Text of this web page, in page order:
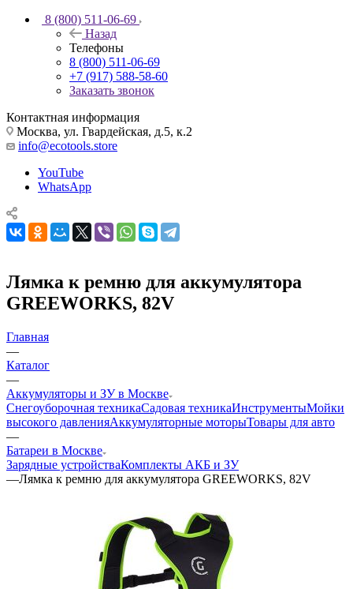
8 (800) 511-06-69
Назад
Телефоны
8 (800) 511-06-69
+7 (917) 588-58-60
Заказать звонок
Контактная информация
Москва, ул. Гвардейская, д.5, к.2
info@ecotools.store
YouTube
WhatsApp
Лямка к ремню для аккумулятора
GREEWORKS, 82V
Главная
—
Каталог
—
Аккумуляторы и ЗУ в Москве
Снегоуборочная техникаСадовая техникаИнструментыМойки
высокого давленияАккумуляторные моторыТовары для авто
—
Батареи в Москве
Зарядные устройстваКомплекты АКБ и ЗУ
—Лямка к ремню для аккумулятора GREEWORKS, 82V